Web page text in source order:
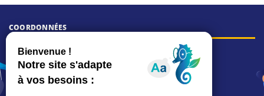
COORDONNÉES
Hôtel de ville
15, rue Charles-Duflos
01 41 19 83 00